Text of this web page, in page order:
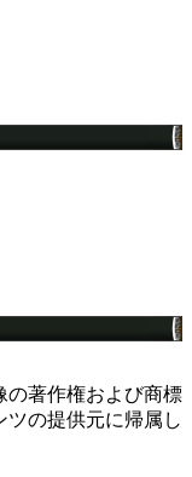
著作権および商標
の提供元に帰属し